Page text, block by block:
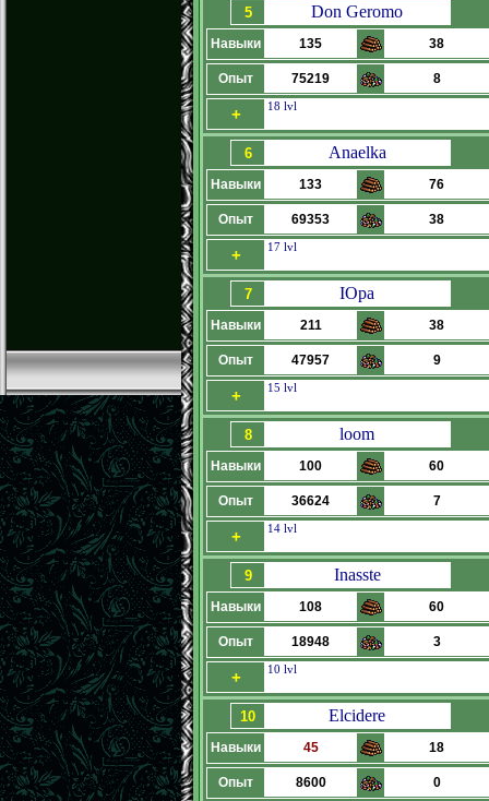
5 Don Geromo
Навыки 135 38
Опыт 75219 8
+ 18 lvl
6 Anaelka
Навыки 133 76
Опыт 69353 38
+ 17 lvl
7 IOpa
Навыки 211 38
Опыт 47957 9
+ 15 lvl
8 loom
Навыки 100 60
Опыт 36624 7
+ 14 lvl
9 Inasste
Навыки 108 60
Опыт 18948 3
+ 10 lvl
10 Elcidere
Навыки 45 18
Опыт 8600 0